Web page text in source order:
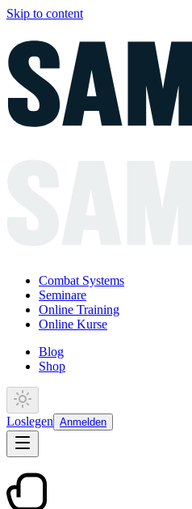
Skip to content
Combat Systems
Seminare
Online Training
Online Kurse
Blog
Shop
Loslegen Anmelden